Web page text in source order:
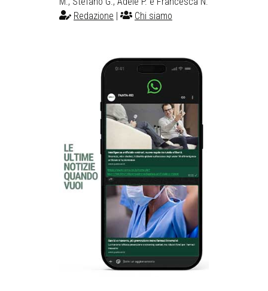
Redazione
Chi siamo